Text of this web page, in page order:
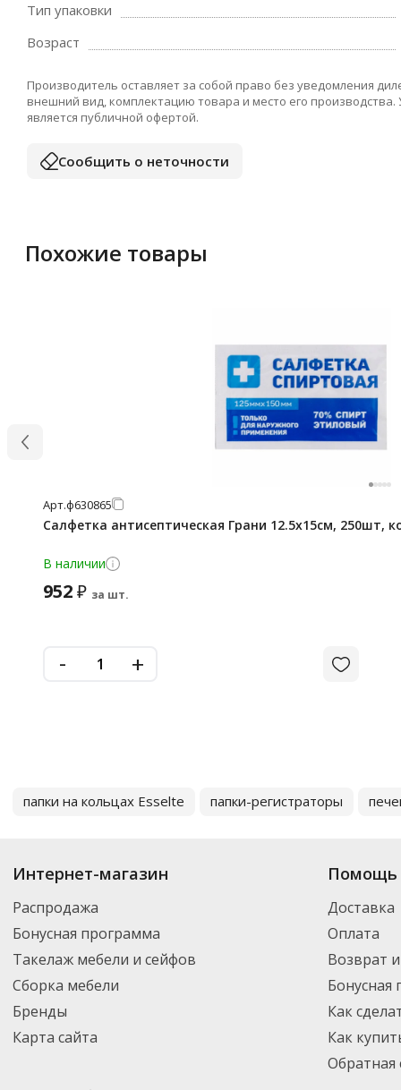
Тип упаковки
Возраст
Производитель оставляет за собой право без уведомления
внешний вид, комплектацию товара и место его
является публичной офертой.
Сообщить о неточности
Похожие товары
Арт.ф630865
Салфетка антисептическая Грани 12.5х15см, 250шт,
В наличии
952₽ за шт.
- +
папки на кольцах Esselte папки-регистраторы
Интернет-магазин
Распродажа
Бонусная программа
Такелаж мебели и сейфов
Сборка мебели
Бренды
Карта сайта
Помощь
Доставка
Оплата
Возврат
Бонусная
Как
Как
Обратная